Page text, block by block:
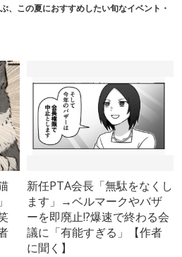
、この夏におすすめしたい旬なイベント・
新任PTA会長「無駄をなくし
ます」→ベルマークやバザ
ーを即廃止!?爆速で終わる会
議に「有能すぎる」【作者
に聞く】